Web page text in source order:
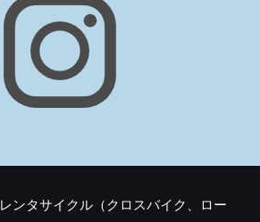
レンタサイクル（クロスバイク、ロー